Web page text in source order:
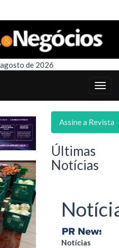
de 2026
Assine a Revista
Últimas
Notícias
Notícias